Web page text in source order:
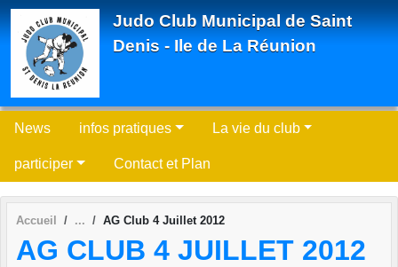
Judo Club Municipal de Saint
Denis - Ile de La Réunion
News infos pratiques La vie du club
participer Contact et Plan
Accueil AG Club 4 Juillet 2012
AG CLUB 4 JUILLET 2012
Panneau de gestion des cookies